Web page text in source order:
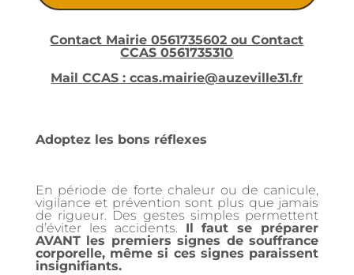
Contact Mairie 0561735602 ou Contact
CCAS 0561735310
Mail CCAS : ccas.mairie@auzeville31.fr
Adoptez les bons réflexes
En période de forte chaleur ou de canicule,
vigilance et prévention sont plus que jamais
de rigueur. Des gestes simples permettent
d’éviter les accidents. Il faut se préparer
AVANT les premiers signes de souffrance
corporelle, même si ces signes paraissent
insignifiants.